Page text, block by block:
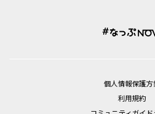
個⼈情報保護⽅
利用規約